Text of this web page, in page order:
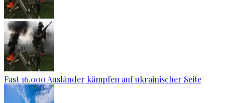
Fast 16.000 Ausländer kämpfen auf ukrainischer Seite